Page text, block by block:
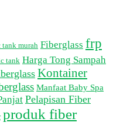
murah Fiberglass frp
tank Harga Tong Sampah
Kontainer
Manfaat Baby Spa
Pelapisan Fiber
produk fiber